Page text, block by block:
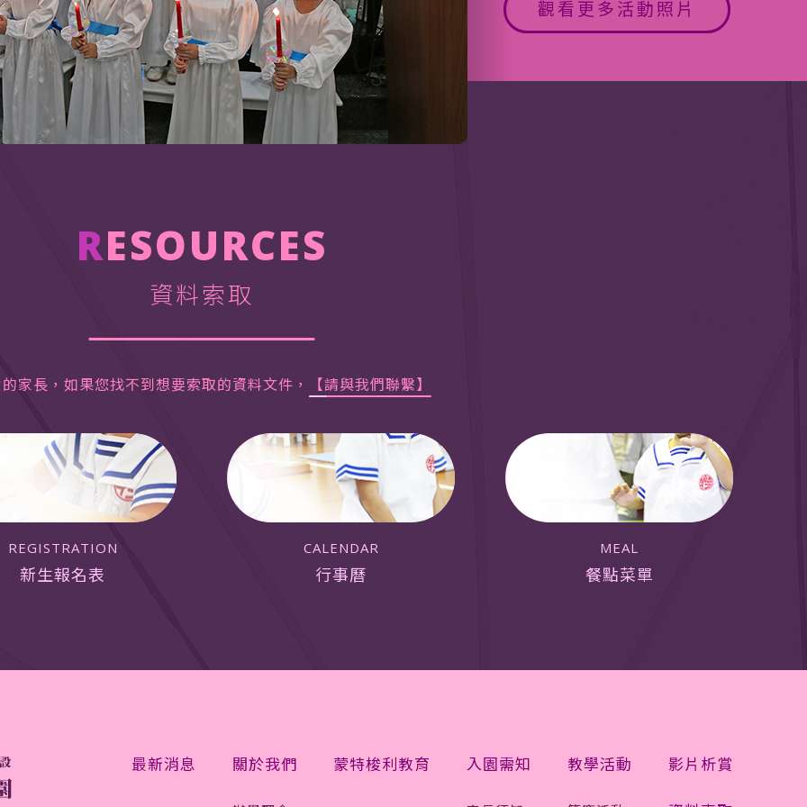
觀看更多活動照片
RESOURCES
資料索取
家長，如果您找不到想要索取的資料文件， 【請與我們聯繫】
REGISTRATION
新生報名表
CALENDAR
行事曆
MEAL
餐點菜單
最新消息 關於我們 蒙特梭利教育 入園需知 教學活動 影片析賞